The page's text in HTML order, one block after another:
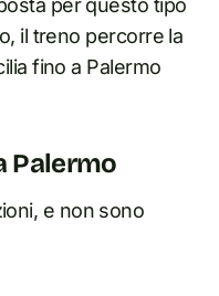
per questo tipo
il treno percorre la
fino a Palermo
Palermo
e non sono